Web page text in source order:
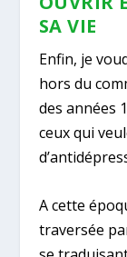
SA VIE
Enfin, je
hors du
des années
ceux qui
A cette
traversée